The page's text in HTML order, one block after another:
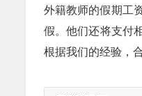
外籍教师的假期工
假。他们还将支付
根据我们的经验，